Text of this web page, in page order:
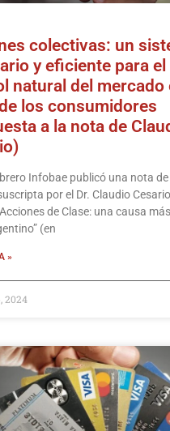
colectivas: un
y eficiente para el
natural del mercado
los consumidores
a la nota de
Infobae publicó una nota de
por el Dr. Claudio
de Clase: una causa
(en
»
2024